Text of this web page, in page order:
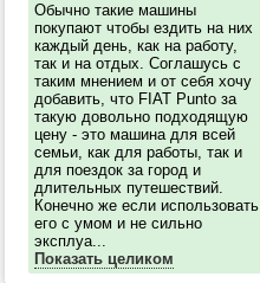
Обычно такие машины
покупают чтобы ездить на них
каждый день, как на работу,
так и на отдых. Соглашусь с
таким мнением и от себя хочу
добавить, что FIAT Punto за
такую довольно подходящую
цену - это машина для всей
семьи, как для работы, так и
для поездок за город и
длительных путешествий.
Конечно же если использовать
его с умом и не сильно
эксплуа...
Показать целиком